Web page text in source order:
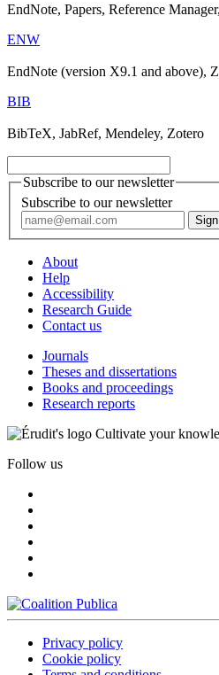
EndNote, Papers, Reference
ENW
EndNote (version X9.1 and above),
BIB
BibTeX, JabRef, Mendeley, Zotero
Subscribe to our newsletter
Subscribe to our newsletter
About
Help
Accessibility
Research Guide
Contact us
Journals
Theses and dissertations
Books and proceedings
Research reports
Cultivate your
Follow us
Privacy policy
Cookie policy